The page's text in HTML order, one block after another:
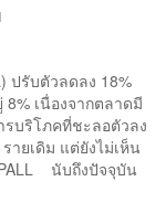
ปรับตัวลดลง 18%
เนื่องจากตลาดมี
รบริโภคที่ชะลอตัวลง
ายเดิม แต่ยังไม่เห็น
นับถึงปัจจุบัน